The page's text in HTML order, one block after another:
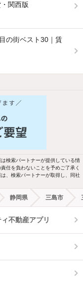
関西版
の街ベスト30｜賃
検索パートナーが提供している情
任を負わないことを予めご了承く
、検索パートナーが取得し、同社
静岡県 三島市
不動産アプリ